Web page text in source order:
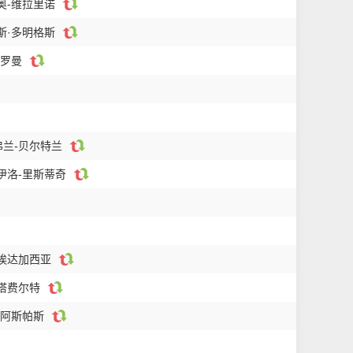
-维拉里诺
·多明格斯
曼
-贝尔特兰
洛-里斯蒂奇
达加西亚
费尔特
斯帕斯